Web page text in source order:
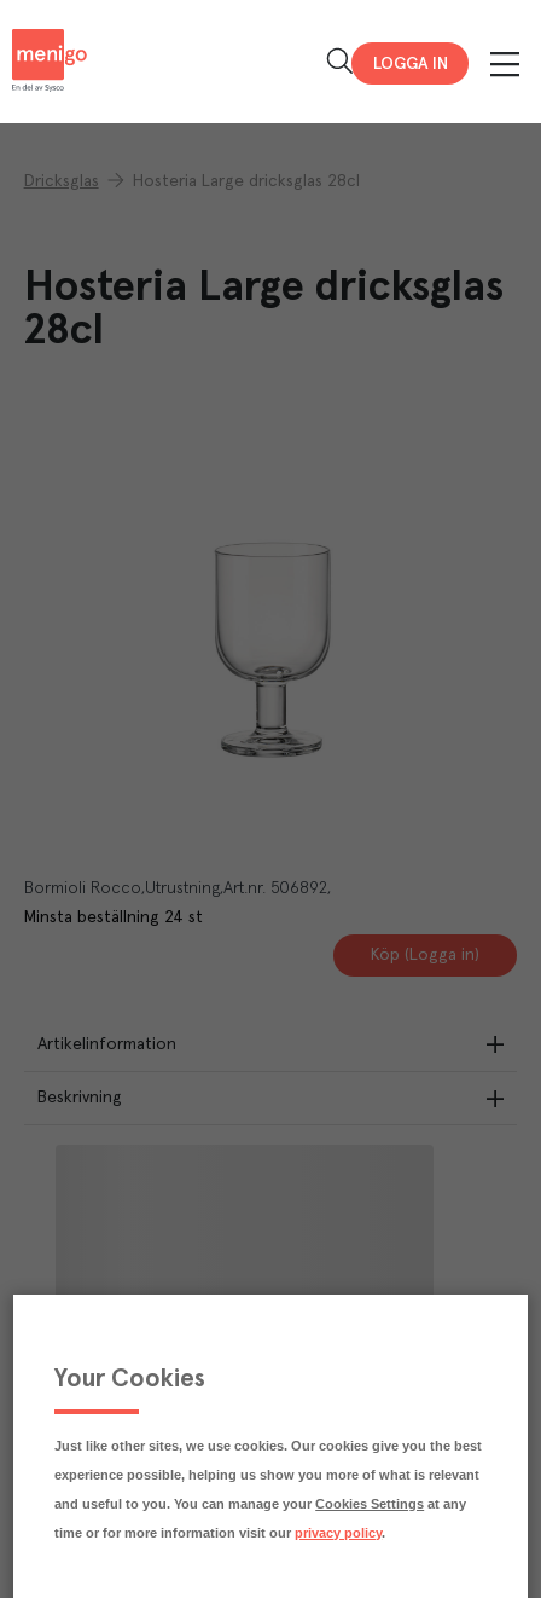
LOGGA IN
Dricksglas Hosteria Large dricksglas 28cl
Hosteria Large dricksglas
28cl
Bormioli Rocco Utrustning Art.nr. 506892
Minsta beställning 24 st
Köp (Logga in)
Artikelinformation
Beskrivning
Your Cookies
Just like other sites, we use cookies. Our cookies give you the best
experience possible, helping us show you more of what is relevant
and useful to you. You can manage yourCookies Settings at any
time or for more information visit ourprivacy policy.